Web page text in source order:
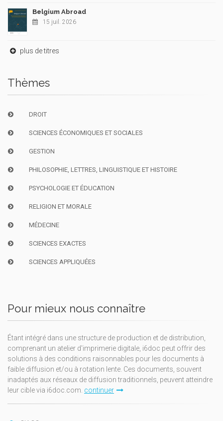
Belgium Abroad
15 juil. 2026
plus de titres
Thèmes
DROIT
SCIENCES ÉCONOMIQUES ET SOCIALES
GESTION
PHILOSOPHIE, LETTRES, LINGUISTIQUE ET HISTOIRE
PSYCHOLOGIE ET ÉDUCATION
RELIGION ET MORALE
MÉDECINE
SCIENCES EXACTES
SCIENCES APPLIQUÉES
Pour mieux nous connaître
Étant intégré dans une structure de production et de distribution,
comprenant un atelier d'imprimerie digitale, i6doc peut offrir des
solutions à des conditions raisonnables pour les documents à
faible diffusion et/ou à rotation lente. Ces documents, souvent
inadaptés aux réseaux de diffusion traditionnels, peuvent atteindre
leur cible via i6doc.com. continuer